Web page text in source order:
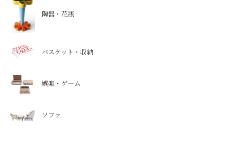
陶器・花瓶
バスケット・収納
娯楽・ゲーム
ソファ